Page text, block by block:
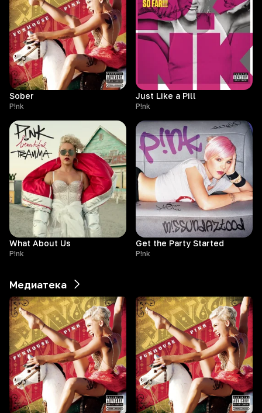
Sober
P!nk
Just Like a Pill
P!nk
What About Us
P!nk
Get the Party Started
P!nk
Медиатека